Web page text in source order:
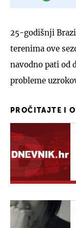
25-godišnji
terenima ove
navodno pati od
probleme
PROČITAJTE I